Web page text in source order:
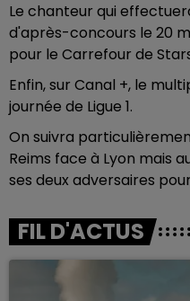
Le chanteur qui
d'après-concours le 20
pour le Carrefour de
Enfin, sur Canal +, le
journée de Ligue 1.
On suivra
Reims face à Lyon mais
ses deux adversaires
FIL D'ACTUS